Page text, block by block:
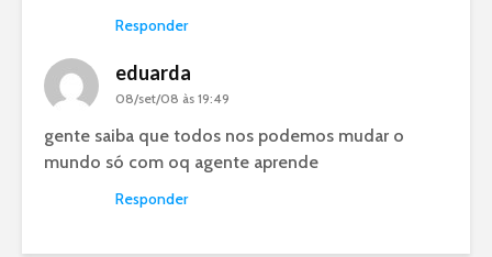
Responder
eduarda
08/set/08 às 19:49
gente saiba que todos nos podemos mudar o
mundo só com oq agente aprende
Responder